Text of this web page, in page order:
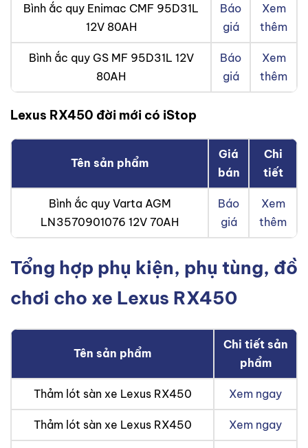
Bình ắc quy Enimac CMF 95D31L
12V 80AH
Báo
giá
Xem
thêm
Bình ắc quy GS MF 95D31L 12V
80AH
Báo
giá
Xem
thêm
Lexus RX450 đời mới có iStop
Tên sản phẩm
Giá
bán
Chi
tiết
Bình ắc quy Varta AGM
LN3570901076 12V 70AH
Báo
giá
Xem
thêm
Tổng hợp phụ kiện, phụ tùng, đồ
chơi cho xe Lexus RX450
Tên sản phẩm
Chi tiết sản
phẩm
Thảm lót sàn xe Lexus RX450 Xem ngay
Thảm lót sàn xe Lexus RX450 Xem ngay